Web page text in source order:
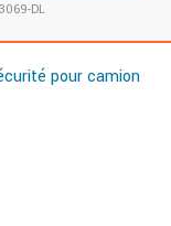
DL
pour camion